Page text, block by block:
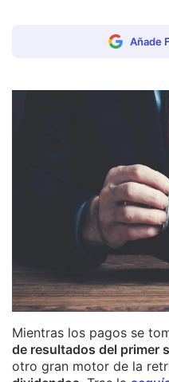
Añade
Mientras los pagos se
de resultados del primer
otro gran motor de la